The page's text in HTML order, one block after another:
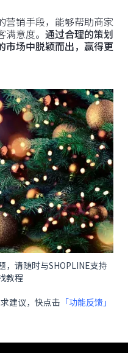
营销手段，能够帮助商家
意度。 通过合理的策划
市场中脱颖而出，赢得更
，请随时与SHOPLINE支持
教程
建议，快点击 「功能反馈」